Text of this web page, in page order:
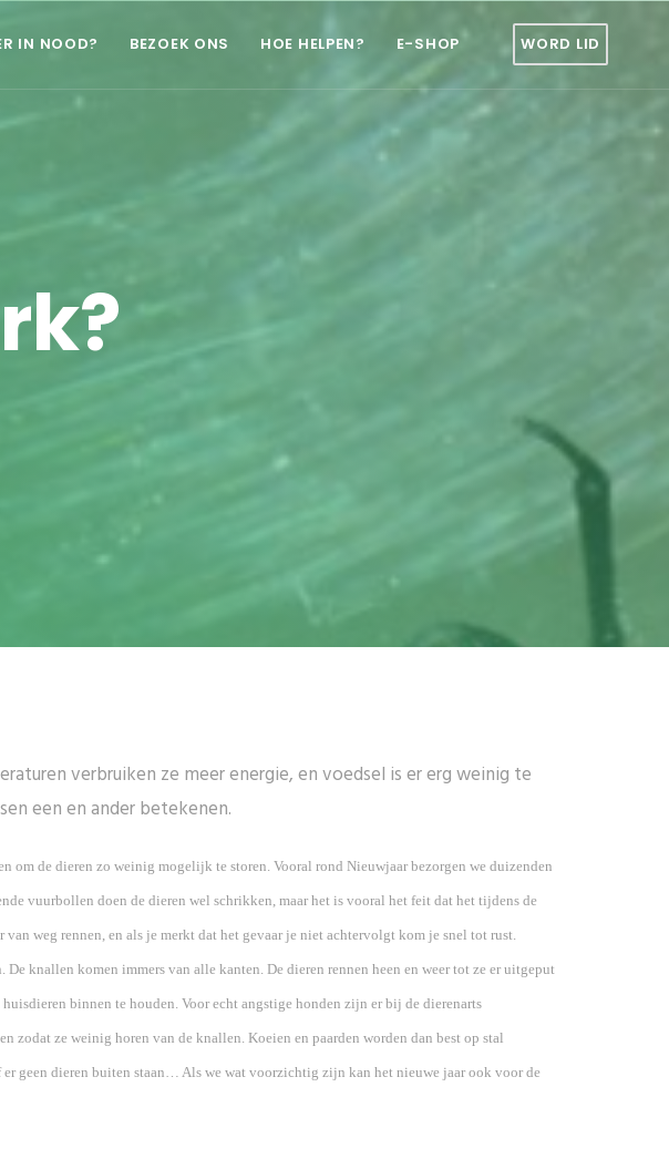
IN NOOD? BEZOEK ONS HOE HELPEN? E-SHOP WORD LID
verbruiken ze meer energie, en voedsel is er erg weinig te
een en ander betekenen.
de dieren zo weinig mogelijk te storen. Vooral rond Nieuwjaar bezorgen we duizenden
vuurbollen doen de dieren wel schrikken, maar het is vooral het feit dat het tijdens de
weg rennen, en als je merkt dat het gevaar je niet achtervolgt kom je snel tot rust.
knallen komen immers van alle kanten. De dieren rennen heen en weer tot ze er uitgeput
binnen te houden. Voor echt angstige honden zijn er bij de dierenarts
ze weinig horen van de knallen. Koeien en paarden worden dan best op stal
geen dieren buiten staan… Als we wat voorzichtig zijn kan het nieuwe jaar ook voor de